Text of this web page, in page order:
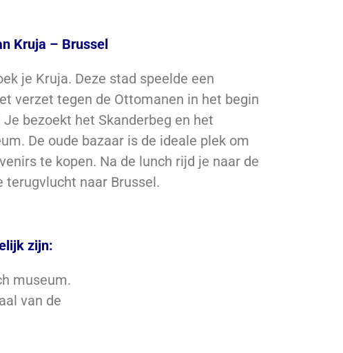
Kruja – Brussel
je Kruja. Deze stad speelde een
verzet tegen de Ottomanen in het begin
Je bezoekt het Skanderbeg en het
De oude bazaar is de ideale plek om
te kopen. Na de lunch rijd je naar de
terugvlucht naar Brussel.
zijn:
museum.
van de